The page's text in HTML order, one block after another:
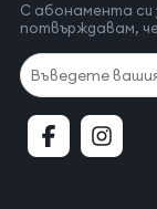
С абонамента си
потвърждавам, че